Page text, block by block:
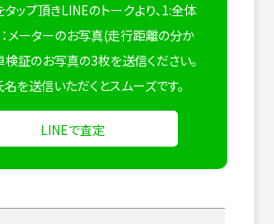
タップ頂きLINEのトークより、1:全体
メーターのお写真(走行距離の分か
証のお写真の3枚を送信ください。
を送信いただくとスムーズです。
LINEで査定